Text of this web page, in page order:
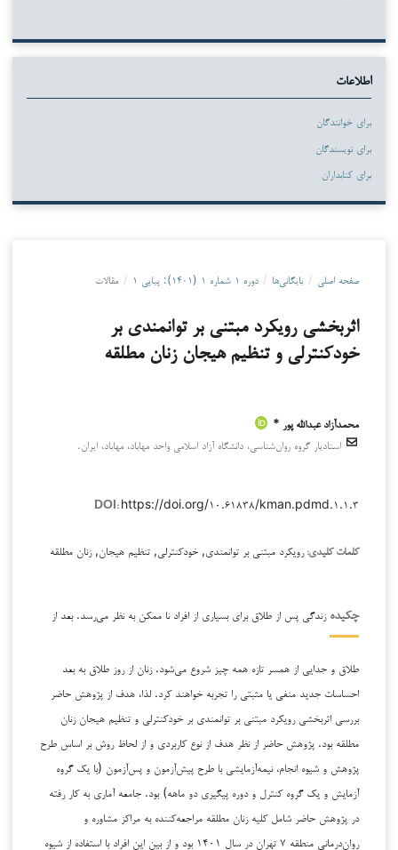
اطلاعات
برای خوانندگان
برای نویسندگان
برای کتابداران
صفحه اصلی / بایگانی‌ها / دوره ۱ شماره ۱ (۱۴۰۱): پیاپی ۱ / مقالات
اثربخشی رویکرد مبتنی بر توانمندی بر
خودکنترلی و تنظیم هیجان زنان مطلقه
محمدآزاد عبدالله پور *
استادیار گروه روان‌شناسی، دانشگاه آزاد اسلامی واحد مهاباد، مهاباد، ایران.
DOI: https://doi.org/۱۰.۶۱۸۳۸/kman.pdmd.۱.۱.۳
کلمات کلیدی:رویکرد مبتنی بر توانمندی, خودکنترلی, تنظیم هیجان, زنان مطلقه
چکیده زندگی پس از طلاق برای بسیاری از افراد نا ممکن به نظر می‌رسد. بعد از
طلاق و جدایی از همسر تازه همه چیز شروع می‌شود. زنان از روز طلاق به بعد
احساسات جدید منفی یا مثبتی را تجربه خواهند کرد. لذا، هدف از پژوهش حاضر
بررسی اثربخشی رویکرد مبتنی بر توانمندی بر خودکنترلی و تنظیم هیجان زنان
مطلقه بود. پژوهش حاضر از نظر هدف از نوع کاربردی و از لحاظ روش بر اساس طرح
پژوهش و شیوه انجام، نیمه‌آزمایشی با طرح پیش‌آزمون و پس‌آزمون (با یک گروه
آزمایش و یک گروه کنترل و دوره پیگیری دو ماهه) بود. جامعه آماری به کار رفته
در پژوهش حاضر شامل کلیه زنان مطلقه مراجعه‌کننده به مراکز مشاوره و
روان‌درمانی منطقه ۷ تهران در سال ۱۴۰۱ بود و از بین این افراد با استفاده از شیوه